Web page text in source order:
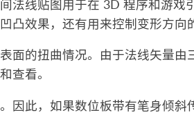
法线贴图用于在 3D 程序和游戏
效果，还有用来控制变形方向
面的扭曲情况。由于法线矢量由
查看。
因此，如果数位板带有笔身倾斜